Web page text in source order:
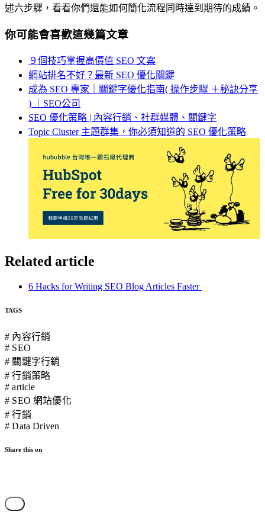
述六步驟，看看你們還能如何簡化流程同時達到期待的成績。
你可能會喜歡這幾篇文章
９個技巧掌握高價值 SEO 文案
網站排名不好？最新 SEO 優化關鍵
成為 SEO 專家｜關鍵字優化指南( 操作步驟 ＋秘訣分享
) ｜SEO公司
SEO 優化策略 | 內容行銷、社群媒體、關鍵字
Topic Cluster 主題群集，你必須知道的 SEO 優化策略
Related article
6 Hacks for Writing SEO Blog Articles Faster
TAGS
# 內容行銷
# SEO
# 關鍵字行銷
# 行銷策略
# article
# SEO 網站優化
# 行銷
# Data Driven
Share this on